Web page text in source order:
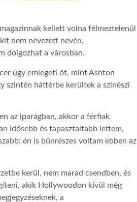
kellett volna félmeztelenül
nem nevezett nevén,
dolgozhat a városban.
úgy emlegeti őt, mint Ashton
szintén háttérbe kerültek a színészi
az iparágban, akkor a férfiak
idősebb és tapasztaltabb lettem,
én is bűnrészes voltam ebben az
kerül, nem marad csendben, és
akik Hollywoodon kívül még
a